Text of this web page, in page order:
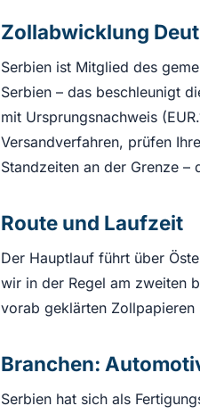
Zollabwicklung
Serbien ist Mitglied des
Serbien – das beschleunigt
mit Ursprungsnachweis
Versandverfahren, prüfen
Standzeiten an der Grenze
Route und Laufzeit
Der Hauptlauf führt über
wir in der Regel am zweiten
vorab geklärten
Branchen:
Serbien hat sich als